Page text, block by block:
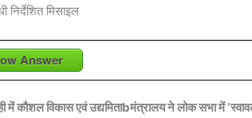
निर्देशित मिसाइल
Answer
में कौशल विकास एवं उद्यमिताbमंत्रालय ने लोक सभा में